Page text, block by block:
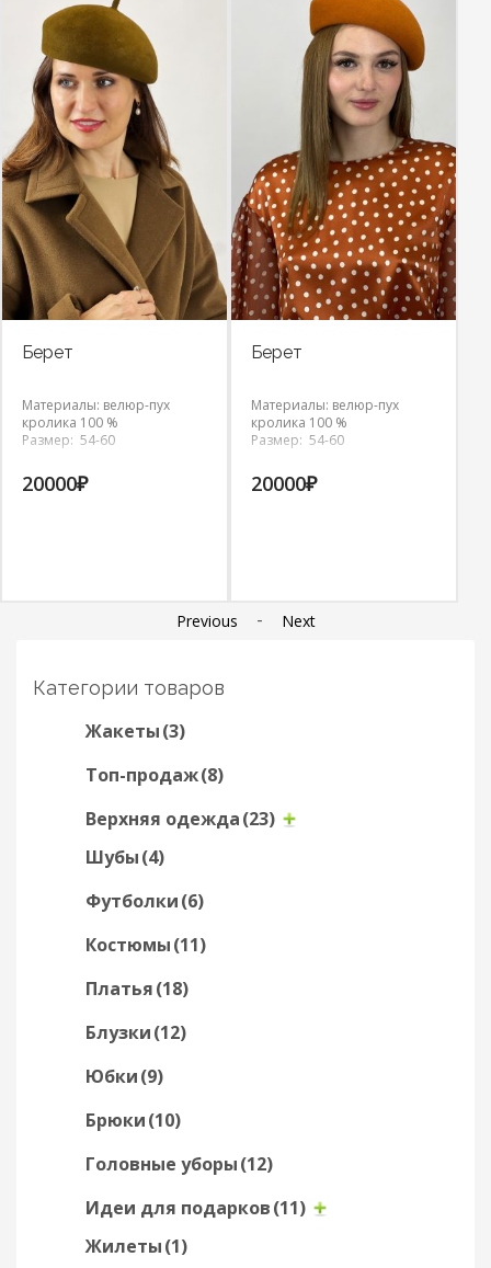
Берет
Материалы: велюр-пух
кролика 100 %
Размер: 54-60
20000₽
Берет
Материалы: велюр-пух
кролика 100 %
Размер: 54-60
20000₽
Previous - Next
Категории товаров
Жакеты(3)
Топ-продаж(8)
Верхняя одежда(23)
Шубы(4)
Футболки(6)
Костюмы(11)
Платья(18)
Блузки(12)
Юбки(9)
Брюки(10)
Головные уборы(12)
Идеи для подарков(11)
Жилеты(1)